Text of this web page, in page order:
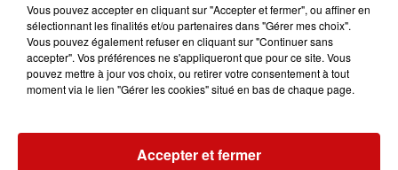
dialogue intime avec son Papa, décédé alors qu’elle avait
9 ans.
Elle sera en décidace ce mercredi 2/10 à 17h à la FNAC
de Strasbourg.
Vous pouvez accepter en cliquant sur "Accepter et fermer", ou affiner en
sélectionnant les finalités et/ou partenaires dans "Gérer mes choix".
Vous pouvez également refuser en cliquant sur "Continuer sans
accepter". Vos préférences ne s'appliqueront que pour ce site. Vous
pouvez mettre à jour vos choix, ou retirer votre consentement à tout
moment via le lien "Gérer les cookies" situé en bas de chaque page.
Accepter et fermer